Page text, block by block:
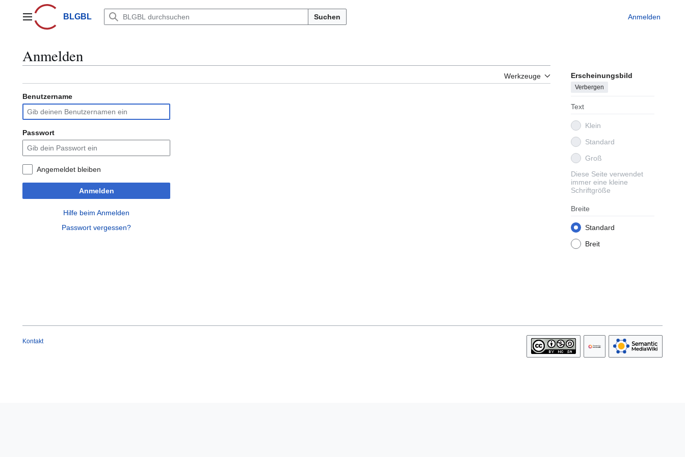
springenHauptmenüBLGBL Suchen Anmelden
Anmelden
Werkzeuge Erscheinungsbild
Verbergen
Text
Klein
Standard
Groß
Diese Seite verwendet
immer eine kleine
Schriftgröße
Breite
Standard
Breit
Benutzername
Passwort
Angemeldet bleiben
Anmelden
Hilfe beim Anmelden
Passwort vergessen?
Kontakt